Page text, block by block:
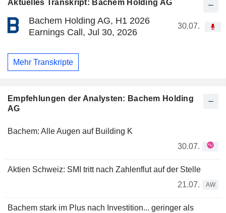
Aktuelles Transkript: Bachem Holding AG
Bachem Holding AG, H1 2026
Earnings Call, Jul 30, 2026
30.07.
Mehr Transkripte
Empfehlungen der Analysten: Bachem Holding
AG
Bachem: Alle Augen auf Building K
30.07.
Aktien Schweiz: SMI tritt nach Zahlenflut auf der Stelle
21.07.
AW
Bachem stark im Plus nach Investition... geringer als